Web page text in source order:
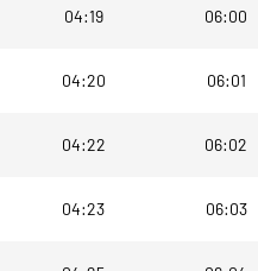
04:19 06:00
04:20 06:01
04:22 06:02
04:23 06:03